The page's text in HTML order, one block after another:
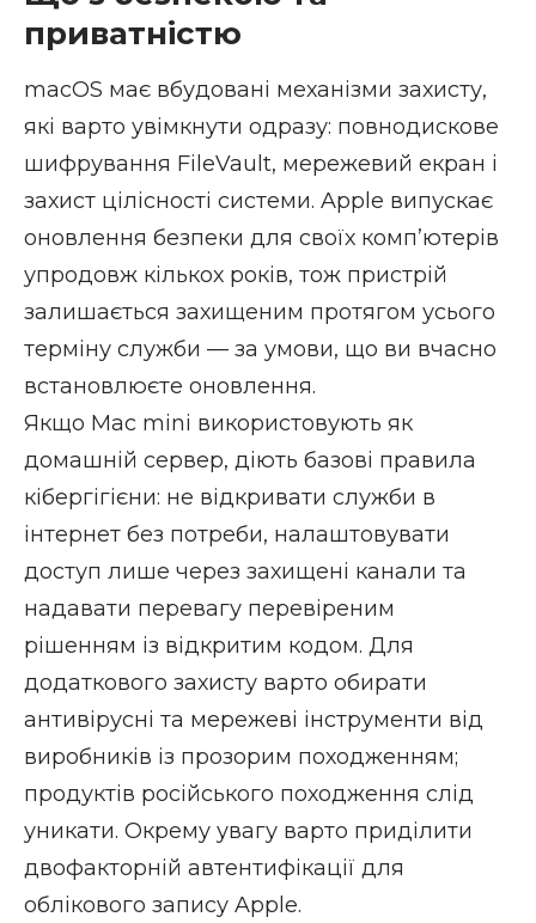
приватністю
macOS має вбудовані механізми захисту,
які варто увімкнути одразу: повнодискове
шифрування FileVault, мережевий екран і
захист цілісності системи. Apple випускає
оновлення безпеки для своїх компʼютерів
упродовж кількох років, тож пристрій
залишається захищеним протягом усього
терміну служби — за умови, що ви вчасно
встановлюєте оновлення.
Якщо Mac mini використовують як
домашній сервер, діють базові правила
кібергігієни: не відкривати служби в
інтернет без потреби, налаштовувати
доступ лише через захищені канали та
надавати перевагу перевіреним
рішенням із відкритим кодом. Для
додаткового захисту варто обирати
антивірусні та мережеві інструменти від
виробників із прозорим походженням;
продуктів російського походження слід
уникати. Окрему увагу варто приділити
двофакторній автентифікації для
облікового запису Apple.